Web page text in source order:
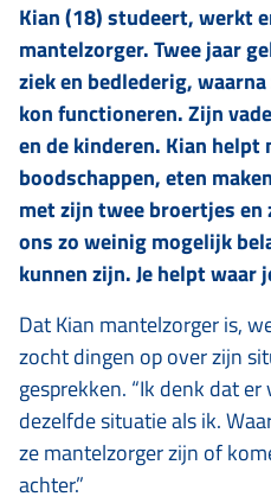
Kian (18) studeert, werkt
mantelzorger. Twee jaar
ziek en bedlederig,
kon functioneren. Zijn
en de kinderen. Kian helpt
boodschappen, eten
met zijn twee broertjes
ons zo weinig mogelijk
kunnen zijn. Je helpt waar
Dat Kian mantelzorger is,
zocht dingen op over zijn
gesprekken. “Ik denk dat
dezelfde situatie als ik.
ze mantelzorger zijn of
achter.”